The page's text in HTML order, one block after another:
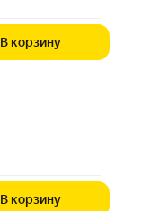
В корзину
В корзину